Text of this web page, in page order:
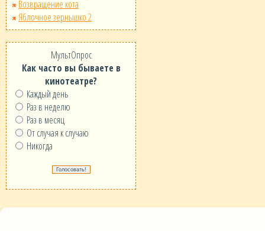
Возвращение кота
Яблочное зернышко 2
МультОпрос
Как часто вы бываете в
кинотеатре?
Каждый день
Раз в неделю
Раз в месяц
От случая к случаю
Никогда